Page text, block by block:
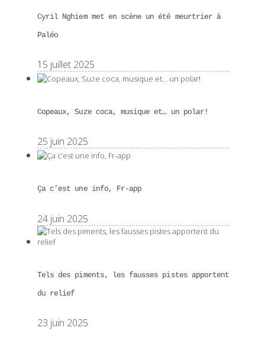
Cyril Nghiem met en scène un été meurtrier à
Paléo
15 juillet 2025
Copeaux, Suze coca, musique et… un polar!
25 juin 2025
Ça c’est une info, Fr-app
24 juin 2025
Tels des piments, les fausses pistes apportent
du relief
23 juin 2025